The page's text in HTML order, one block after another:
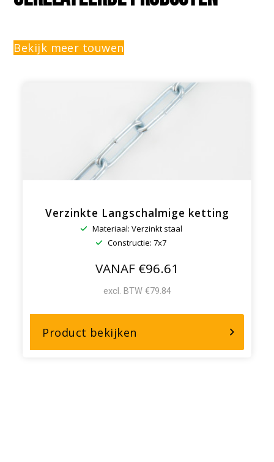
Bekijk meer touwen
Verzinkte Langschalmige ketting
Materiaal: Verzinkt staal
Constructie: 7x7
VANAF €96.61
excl. BTW €79.84
Product bekijken
Verzinkte